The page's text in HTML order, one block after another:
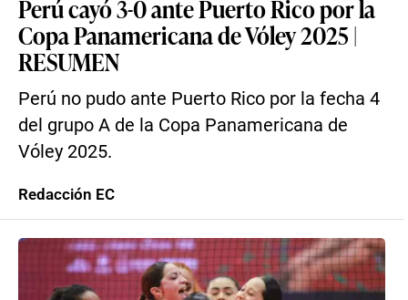
Perú cayó 3-0 ante Puerto Rico por la
Copa Panamericana de Vóley 2025 |
RESUMEN
Perú no pudo ante Puerto Rico por la fecha 4
del grupo A de la Copa Panamericana de
Vóley 2025.
Redacción EC